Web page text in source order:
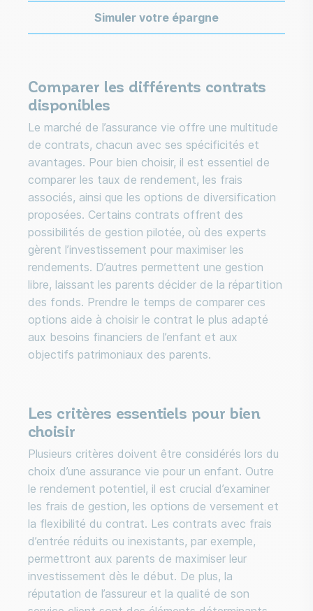
Simuler votre épargne
Comparer les différents contrats
disponibles
Le marché de l’assurance vie offre une multitude
de contrats, chacun avec ses spécificités et
avantages. Pour bien choisir, il est essentiel de
comparer les taux de rendement, les frais
associés, ainsi que les options de diversification
proposées. Certains contrats offrent des
possibilités de gestion pilotée, où des experts
gèrent l’investissement pour maximiser les
rendements. D’autres permettent une gestion
libre, laissant les parents décider de la répartition
des fonds. Prendre le temps de comparer ces
options aide à choisir le contrat le plus adapté
aux besoins financiers de l’enfant et aux
objectifs patrimoniaux des parents.
Les critères essentiels pour bien
choisir
Plusieurs critères doivent être considérés lors du
choix d’une assurance vie pour un enfant. Outre
le rendement potentiel, il est crucial d’examiner
les frais de gestion, les options de versement et
la flexibilité du contrat. Les contrats avec frais
d’entrée réduits ou inexistants, par exemple,
permettront aux parents de maximiser leur
investissement dès le début. De plus, la
réputation de l’assureur et la qualité de son